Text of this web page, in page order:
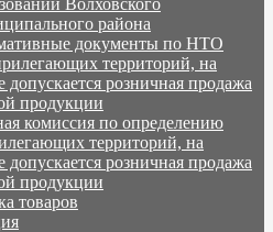
района
документы по НТО
территорий, на
допускается розничная продажа
продукции
комиссия по определению
территорий, на
допускается розничная продажа
продукции
товаров